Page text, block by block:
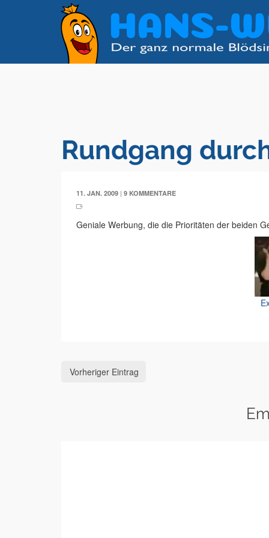
Rundgang
11. JAN. 2009 | 9 KOMMENTARE
Geniale Werbung, die die Prioritäten der beiden
Vorheriger Eintrag